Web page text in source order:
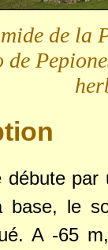
de la
débute
base, le
A -65